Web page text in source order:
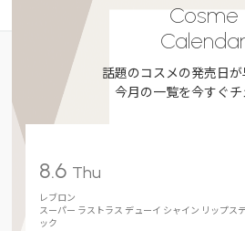
Cosme
話題のコスメの発売日が
今月の一覧を今すぐチ
8.6 Thu
レブロン
スーパー ラストラス デューイ シャイン リップス
ック